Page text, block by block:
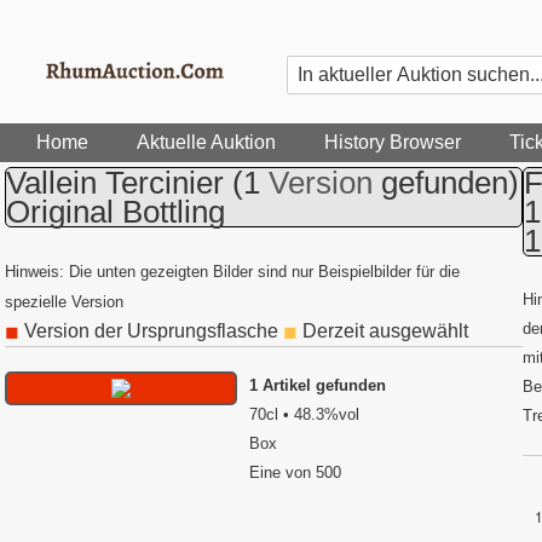
Home Aktuelle Auktion History Browser
Vallein Tercinier (1 Version gefunden)
Original Bottling
Hinweis: Die unten gezeigten Bilder sind nur Beispielbilder für die
spezielle Version
◼ Version der Ursprungsflasche ◼ Derzeit ausgewählt
1 Artikel gefunden
70cl • 48.3%vol
Box
Eine von 500